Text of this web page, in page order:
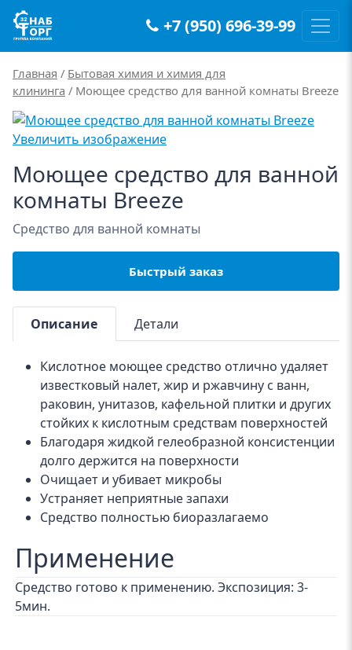
Main Navigation +7 (950) 696-39-99
Главная / Бытовая химия и химия для
клининга / Моющее средство для ванной комнаты Breeze
Увеличить изображение
Моющее средство для ванной
комнаты Breeze
Средство для ванной комнаты
Быстрый заказ
Описание Детали
Кислотное моющее средство отлично удаляет
известковый налет, жир и ржавчину с ванн,
раковин, унитазов, кафельной плитки и других
стойких к кислотным средствам поверхностей
Благодаря жидкой гелеобразной консистенции
долго держится на поверхности
Очищает и убивает микробы
Устраняет неприятные запахи
Средство полностью биоразлагаемо
Применение
Средство готово к применению. Экспозиция: 3-
5мин.